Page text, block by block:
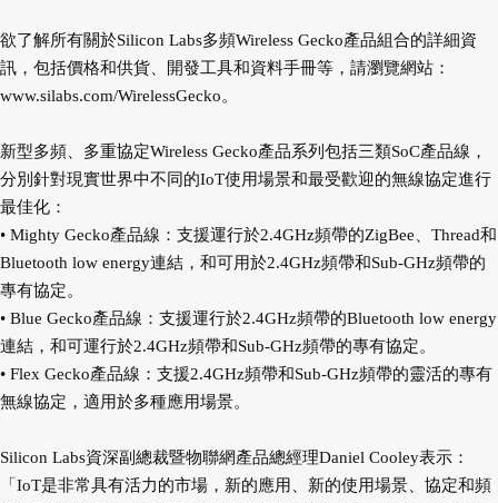
欲了解所有關於Silicon Labs多頻Wireless Gecko產品組合的詳細資
訊，包括價格和供貨、開發工具和資料手冊等，請瀏覽網站：
www.silabs.com/WirelessGecko。
新型多頻、多重協定Wireless Gecko產品系列包括三類SoC產品線，
分別針對現實世界中不同的IoT使用場景和最受歡迎的無線協定進行
最佳化：
• Mighty Gecko產品線：支援運行於2.4GHz頻帶的ZigBee、Thread和
Bluetooth low energy連結，和可用於2.4GHz頻帶和Sub-GHz頻帶的
專有協定。
• Blue Gecko產品線：支援運行於2.4GHz頻帶的Bluetooth low energy
連結，和可運行於2.4GHz頻帶和Sub-GHz頻帶的專有協定。
• Flex Gecko產品線：支援2.4GHz頻帶和Sub-GHz頻帶的靈活的專有
無線協定，適用於多種應用場景。
Silicon Labs資深副總裁暨物聯網產品總經理Daniel Cooley表示：
「IoT是非常具有活力的市場，新的應用、新的使用場景、協定和頻